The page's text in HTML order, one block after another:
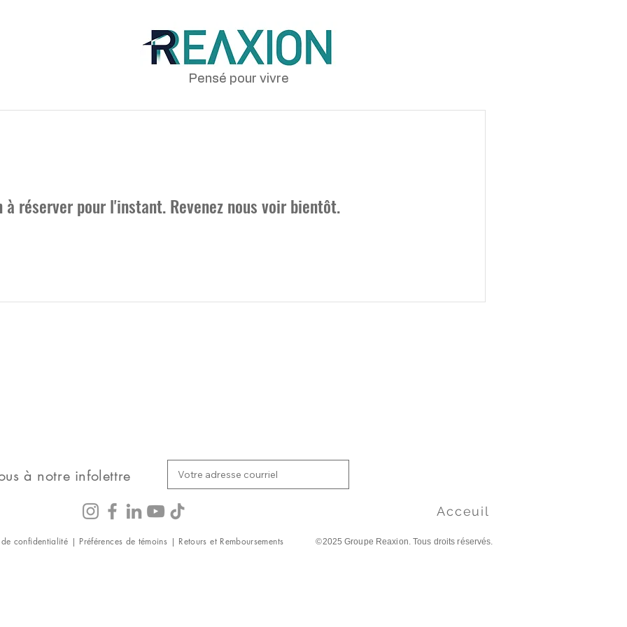
Pensé pour vivre
à réserver pour l'instant. Revenez nous voir bientôt.
à notre infolettre
Acceuil
confidentialité | Préférences de témoins | Retours et Remboursements ©2025 Groupe Reaxion. Tous droits réservés.